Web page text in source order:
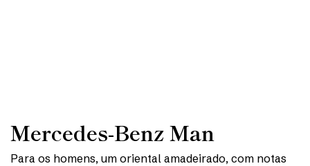
Mercedes-Benz Man
Para os homens, um oriental amadeirado, com notas